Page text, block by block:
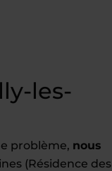
les-
problème, nous
(Résidence des